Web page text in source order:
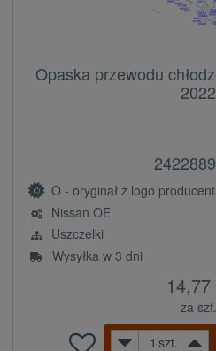
Opaska przewodu
2022
O - oryginał z logo
Nissan OE
Uszczelki
Wysyłka w 3 dni
14,77
za szt.
szt.